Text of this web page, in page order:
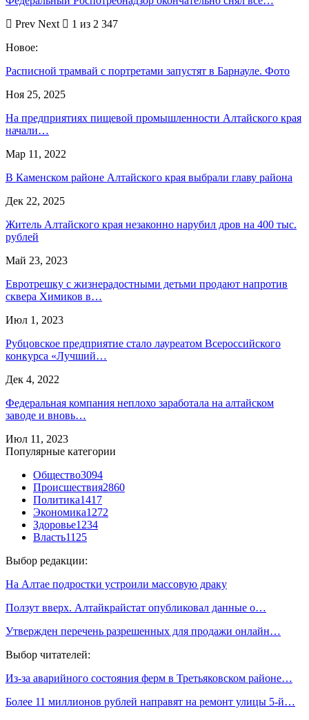
Prev Next
1 из 2 347
Новое:
Расписной трамвай с портретами запустят в Барнауле. Фото
Ноя 25, 2025
На предприятиях пищевой промышленности Алтайского края
начали…
Мар 11, 2022
В Каменском районе Алтайского края выбрали главу района
Дек 22, 2025
Житель Алтайского края незаконно нарубил дров на 400 тыс.
рублей
Май 23, 2023
Евротрешку с жизнерадостными детьми продают напротив
сквера Химиков в…
Июл 1, 2023
Рубцовское предприятие стало лауреатом Всероссийского
конкурса «Лучший…
Дек 4, 2022
Федеральная компания неплохо заработала на алтайском
заводе и вновь…
Июл 11, 2023
Популярные категории
Общество3094
Происшествия2860
Политика1417
Экономика1272
Здоровье1234
Власть1125
Выбор редакции:
На Алтае подростки устроили массовую драку
Ползут вверх. Алтайкрайстат опубликовал данные о…
Утвержден перечень разрешенных для продажи онлайн…
Выбор читателей:
Из-за аварийного состояния ферм в Третьяковском районе…
Более 11 миллионов рублей направят на ремонт улицы 5-й…